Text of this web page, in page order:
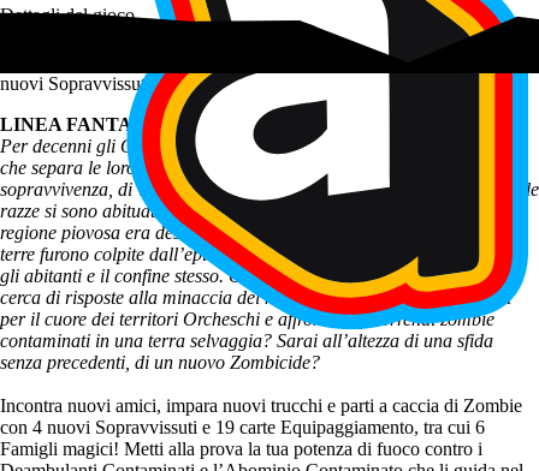
Dettagli del gioco
nuovi Sopravvissuti, 19 carte Equipaggiamento…
LINEA FANTASY
Per decenni gli Orchi e gli uomini hanno violato la linea di confine
che separa le loro terre facendosi guerra a vicenda per questioni di
sopravvivenza, di vendetta, o per divertimento. Col tempo, entrambe le
razze si sono abituate a questi scontri: chiunque nascesse in questa
regione piovosa era destinato a diventare un guerriero. Poi, quelle
terre furono colpite dall’epidemia zombie, che spazzò via gli eserciti,
gli abitanti e il confine stesso. Ora noi sopravvissuti siamo partiti in
cerca di risposte alla minaccia dei necromanti. Vuoi partire con noi
per il cuore dei territori Orcheschi e affrontare gli orrendi zombie
contaminati in una terra selvaggia? Sarai all’altezza di una sfida
senza precedenti, di un nuovo Zombicide?
Incontra nuovi amici, impara nuovi trucchi e parti a caccia di Zombie
con 4 nuovi Sopravvissuti e 19 carte Equipaggiamento, tra cui 6
Famigli magici! Metti alla prova la tua potenza di fuoco contro i